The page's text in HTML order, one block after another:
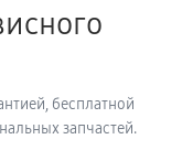
бесплатной
запчастей.